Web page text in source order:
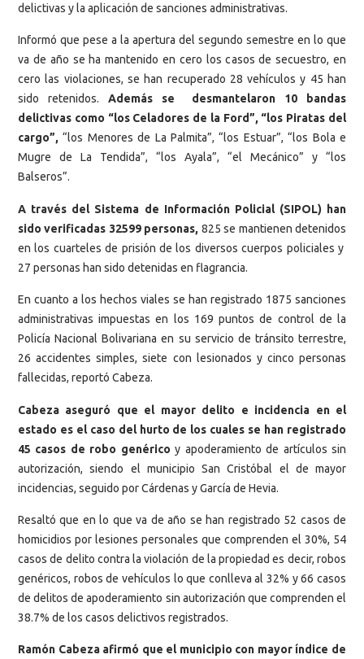
delictivas y la aplicación de sanciones administrativas.
Informó que pese a la apertura del segundo semestre en lo que
va de año se ha mantenido en cero los casos de secuestro, en
cero las violaciones, se han recuperado 28 vehículos y 45 han
sido retenidos. Además se desmantelaron 10 bandas
delictivas como “los Celadores de la Ford”, “los Piratas del
cargo”, “los Menores de La Palmita”, “los Estuar”, “los Bola e
Mugre de La Tendida”, “los Ayala”, “el Mecánico” y “los
Balseros”.
A través del Sistema de Información Policial (SIPOL) han
sido verificadas 32599 personas, 825 se mantienen detenidos
en los cuarteles de prisión de los diversos cuerpos policiales y
27 personas han sido detenidas en flagrancia.
En cuanto a los hechos viales se han registrado 1875 sanciones
administrativas impuestas en los 169 puntos de control de la
Policía Nacional Bolivariana en su servicio de tránsito terrestre,
26 accidentes simples, siete con lesionados y cinco personas
fallecidas, reportó Cabeza.
Cabeza aseguró que el mayor delito e incidencia en el
estado es el caso del hurto de los cuales se han registrado
45 casos de robo genérico y apoderamiento de artículos sin
autorización, siendo el municipio San Cristóbal el de mayor
incidencias, seguido por Cárdenas y García de Hevia.
Resaltó que en lo que va de año se han registrado 52 casos de
homicidios por lesiones personales que comprenden el 30%, 54
casos de delito contra la violación de la propiedad es decir, robos
genéricos, robos de vehículos lo que conlleva al 32% y 66 casos
de delitos de apoderamiento sin autorización que comprenden el
38.7% de los casos delictivos registrados.
Ramón Cabeza afirmó que el municipio con mayor índice de